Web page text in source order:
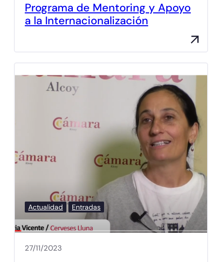
Programa de Mentoring y Apoyo
a la Internacionalización
Actualidad Entradas
27/11/2023